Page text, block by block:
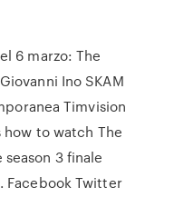
6 marzo: The
Ino SKAM
Timvision
to watch The
3 finale
Facebook Twitter